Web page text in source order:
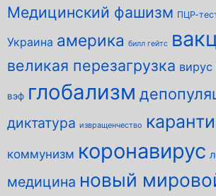
Медицинский фашизм ПЦР-
Украина америка билл гейтс
великая перезагрузка вирус
вэф глобализм
диктатура извращенчество
коммунизм коронавирус
медицина новый